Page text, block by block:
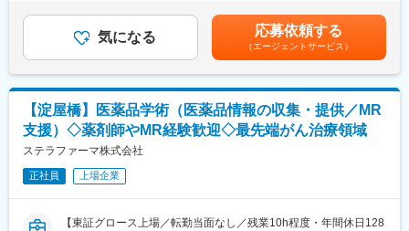
間休日126日、フレックスタイム制、充実した福利厚生など、働
きやすい環境が整っています。また、グローバルな顧客対応や試
験プロジェクトへの参加を通じて、スキルアップとキャリアアッ
はあくまでも目安の金額であり、選考を通じて上下する可能性が
あります。月給(月額)は固定手当を含めた表記です。
気になる 応募依頼する
（エージェントサービス）
【淀屋橋】医薬品学術（医薬品情報の収集・提供／MR
支援）◇薬剤師やMR経験歓迎◇最先端がん治療領域
ステラファーマ株式会社
正社員 上場企業
【東証グロース上場／転勤当面なし／残業10h程度・年間休日128